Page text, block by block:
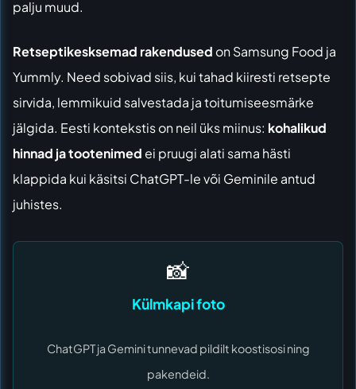
palju muud.
Retseptikesksemad rakendused onSamsung Food ja
Yummly. Need sobivad siis, kui tahad kiiresti retsepte
sirvida, lemmikuid salvestada ja toitumiseesmärke
jälgida. Eesti kontekstis on neil üks miinus: kohalikud
hinnad ja tootenimed ei pruugi alati sama hästi
klappida kui käsitsi ChatGPT-le või Geminile antud
juhistes.
📸
Külmkapi foto
ChatGPT ja Gemini tunnevad pildilt koostisosi ning
pakendeid.